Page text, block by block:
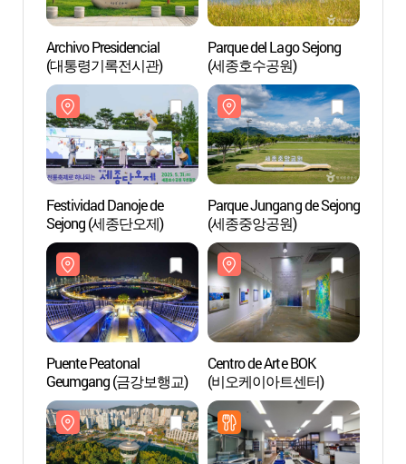
Archivo Presidencial
(대통령기록전시관)
Parque del Lago Sejong
(세종호수공원)
Festividad Danoje de
Sejong (세종단오제)
Parque Jungang de Sejong
(세종중앙공원)
Puente Peatonal
Geumgang (금강보행교)
Centro de Arte BOK
(비오케이아트센터)